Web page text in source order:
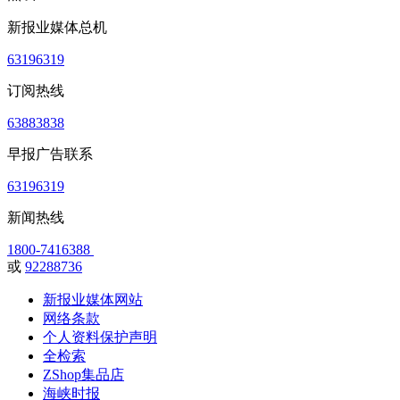
新报业媒体总机
63196319
订阅热线
63883838
早报广告联系
63196319
新闻热线
1800-7416388
或 92288736
新报业媒体网站
网络条款
个人资料保护声明
全检索
ZShop集品店
海峡时报